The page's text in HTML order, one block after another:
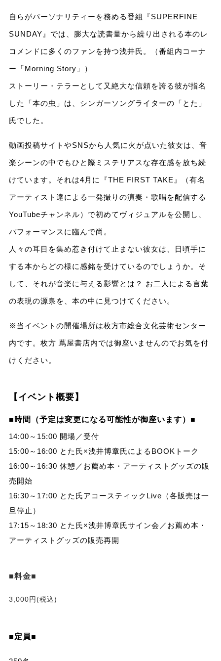
自らがパーソナリティーを務める番組『SUPERFINE
SUNDAY』では、膨大な読書量から繰り出される本のレ
コメンドに多くのファンを持つ浅井氏。（番組内コーナ
ー「Morning Story」）
ストーリー・テラーとして又絶大な信頼を誇る彼が指名
した「本の虫」は、シンガーソングライターの「とた」
氏でした。
動画投稿サイトやSNSから人気に火が点いた彼女は、音
楽シーンの中でもひと際ミステリアスな存在感を放ち続
けています。それは4月に『THE FIRST TAKE』（有名
アーティスト達による一発撮りの演奏・歌唱を配信する
YouTubeチャンネル）で初めてヴィジュアルを公開し、
パフォーマンスに臨んで尚。
人々の耳目を集め惹き付けて止まない彼女は、日頃手に
する本からどの様に感銘を受けているのでしょうか。そ
して、それが音楽に与える影響とは？ お二人による言葉
の表現の源泉を、本の中に見つけてください。
※当イベントの開催場所は枚方市総合文化芸術センター
内です。枚方 蔦屋書店内では御座いませんのでお気を付
けください。
【イベント概要】
■時間（予定は変更になる可能性が御座います）■
14:00～15:00 開場／受付
15:00～16:00 とた氏×浅井博章氏によるBOOKトーク
16:00～16:30 休憩／お薦め本・アーティストグッズの販
売開始
16:30～17:00 とた氏アコースティックLive（各販売は一
旦停止）
17:15～18:30 とた氏×浅井博章氏サイン会／お薦め本・
アーティストグッズの販売再開
■料金■
3,000円(税込)
■定員■